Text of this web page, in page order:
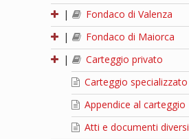
|
Fondaco di Valenza
|
Fondaco di Maiorca
|
Carteggio privato
Carteggio specializzato
Appendice al carteggio
Atti e documenti diversi